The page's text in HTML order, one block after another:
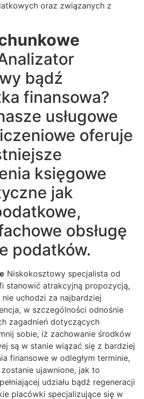
oraz związanych z
bądź
finansowa?
usługowe
oferuje
księgowe
jak
obsługę
podatków.
Niskokosztowy specjalista od
stanowić atrakcyjną propozycją,
uchodzi za najbardziej
w szczególności odnośnie
zagadnień dotyczących
sobie, iż zachowanie środków
są w stanie wiązać się z bardziej
finansowe w odległym terminie,
ujawnione, jak to
udziału bądź regeneracji
placówki specjalizujące się w